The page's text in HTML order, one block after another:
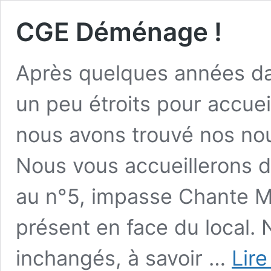
CGE Déménage !
Après quelques années
un peu étroits pour
nous avons trouvé nos
Nous vous accueillerons
au n°5, impasse Chante
présent en face du local.
inchangés, à savoir …